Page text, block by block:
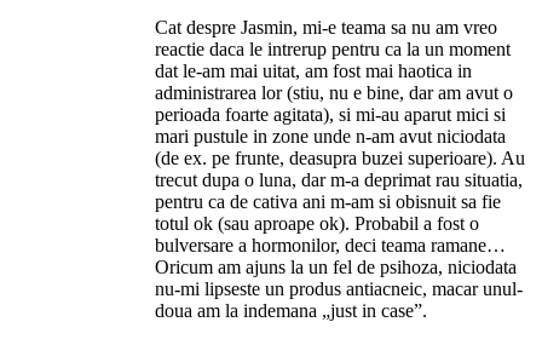
Cat despre Jasmin, mi-e teama sa nu am vreo
reactie daca le intrerup pentru ca la un moment
dat le-am mai uitat, am fost mai haotica in
administrarea lor (stiu, nu e bine, dar am avut o
perioada foarte agitata), si mi-au aparut mici si
mari pustule in zone unde n-am avut niciodata
(de ex. pe frunte, deasupra buzei superioare). Au
trecut dupa o luna, dar m-a deprimat rau situatia,
pentru ca de cativa ani m-am si obisnuit sa fie
totul ok (sau aproape ok). Probabil a fost o
bulversare a hormonilor, deci teama ramane…
Oricum am ajuns la un fel de psihoza, niciodata
nu-mi lipseste un produs antiacneic, macar unul-
doua am la indemana „just in case”.